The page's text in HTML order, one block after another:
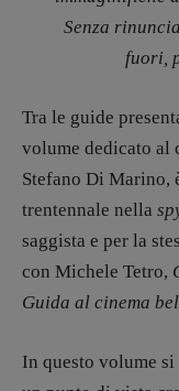
Zong!
DIRETTRICE
REDAZIONE
Walter Catalano
Grasso, Fabio
Marcoli,
Spallina,Roberto
recensioni:
Senza
fuori,
Tra le guide
volume dedicato al
Stefano Di Marino,
trentennale nella
saggista e per la
con Michele Tetro,
Guida al cinema
In questo volume